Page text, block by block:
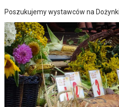
Poszukujemy wystawców na